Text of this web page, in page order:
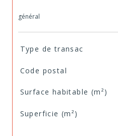
général
TRAD_SIROCCO_Caracteristique
Type de transac
Code postal
Surface habitable (m²)
Superficie (m²)